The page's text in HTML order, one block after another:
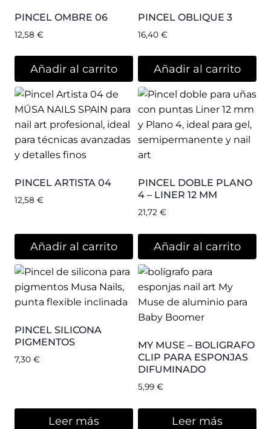
PINCEL OMBRE 06
12,58 €
Añadir al carrito
PINCEL OBLIQUE 3
16,40 €
Añadir al carrito
PINCEL ARTISTA 04
12,58 €
Añadir al carrito
PINCEL DOBLE PLANO
4 – LINER 12 MM
21,72 €
Añadir al carrito
PINCEL SILICONA
PIGMENTOS
7,30 €
Leer más
MY MUSE – BOLIGRAFO
CLIP PARA ESPONJAS
DIFUMINADO
5,99 €
Leer más